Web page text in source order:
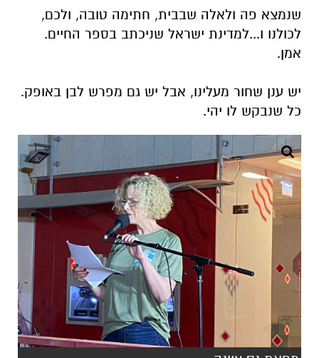
שנמצא פה ולאלה שבבית, חתימה טובה, ולכם,
לכולנו ו...למדינת ישראל שניכתב בספר החיים.
אמן.
יש ענן שחור מעלינו, אבל יש גם מפרש לבן באופק.
כל שנבקש לו יהי.